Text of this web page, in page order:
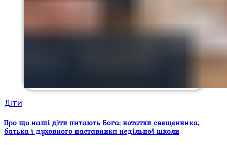
Діти
Про що наші діти питають Бога: нотатки священника,
батька і духовного наставника недільної школи